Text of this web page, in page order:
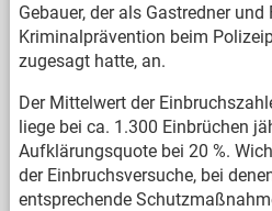
Gebauer, der als Gastredner
Kriminalprävention beim
zugesagt hatte, an.
Der Mittelwert der
liege bei ca. 1.300 Einbrüchen
Aufklärungsquote bei 20 %.
der Einbruchsversuche, bei
entsprechende